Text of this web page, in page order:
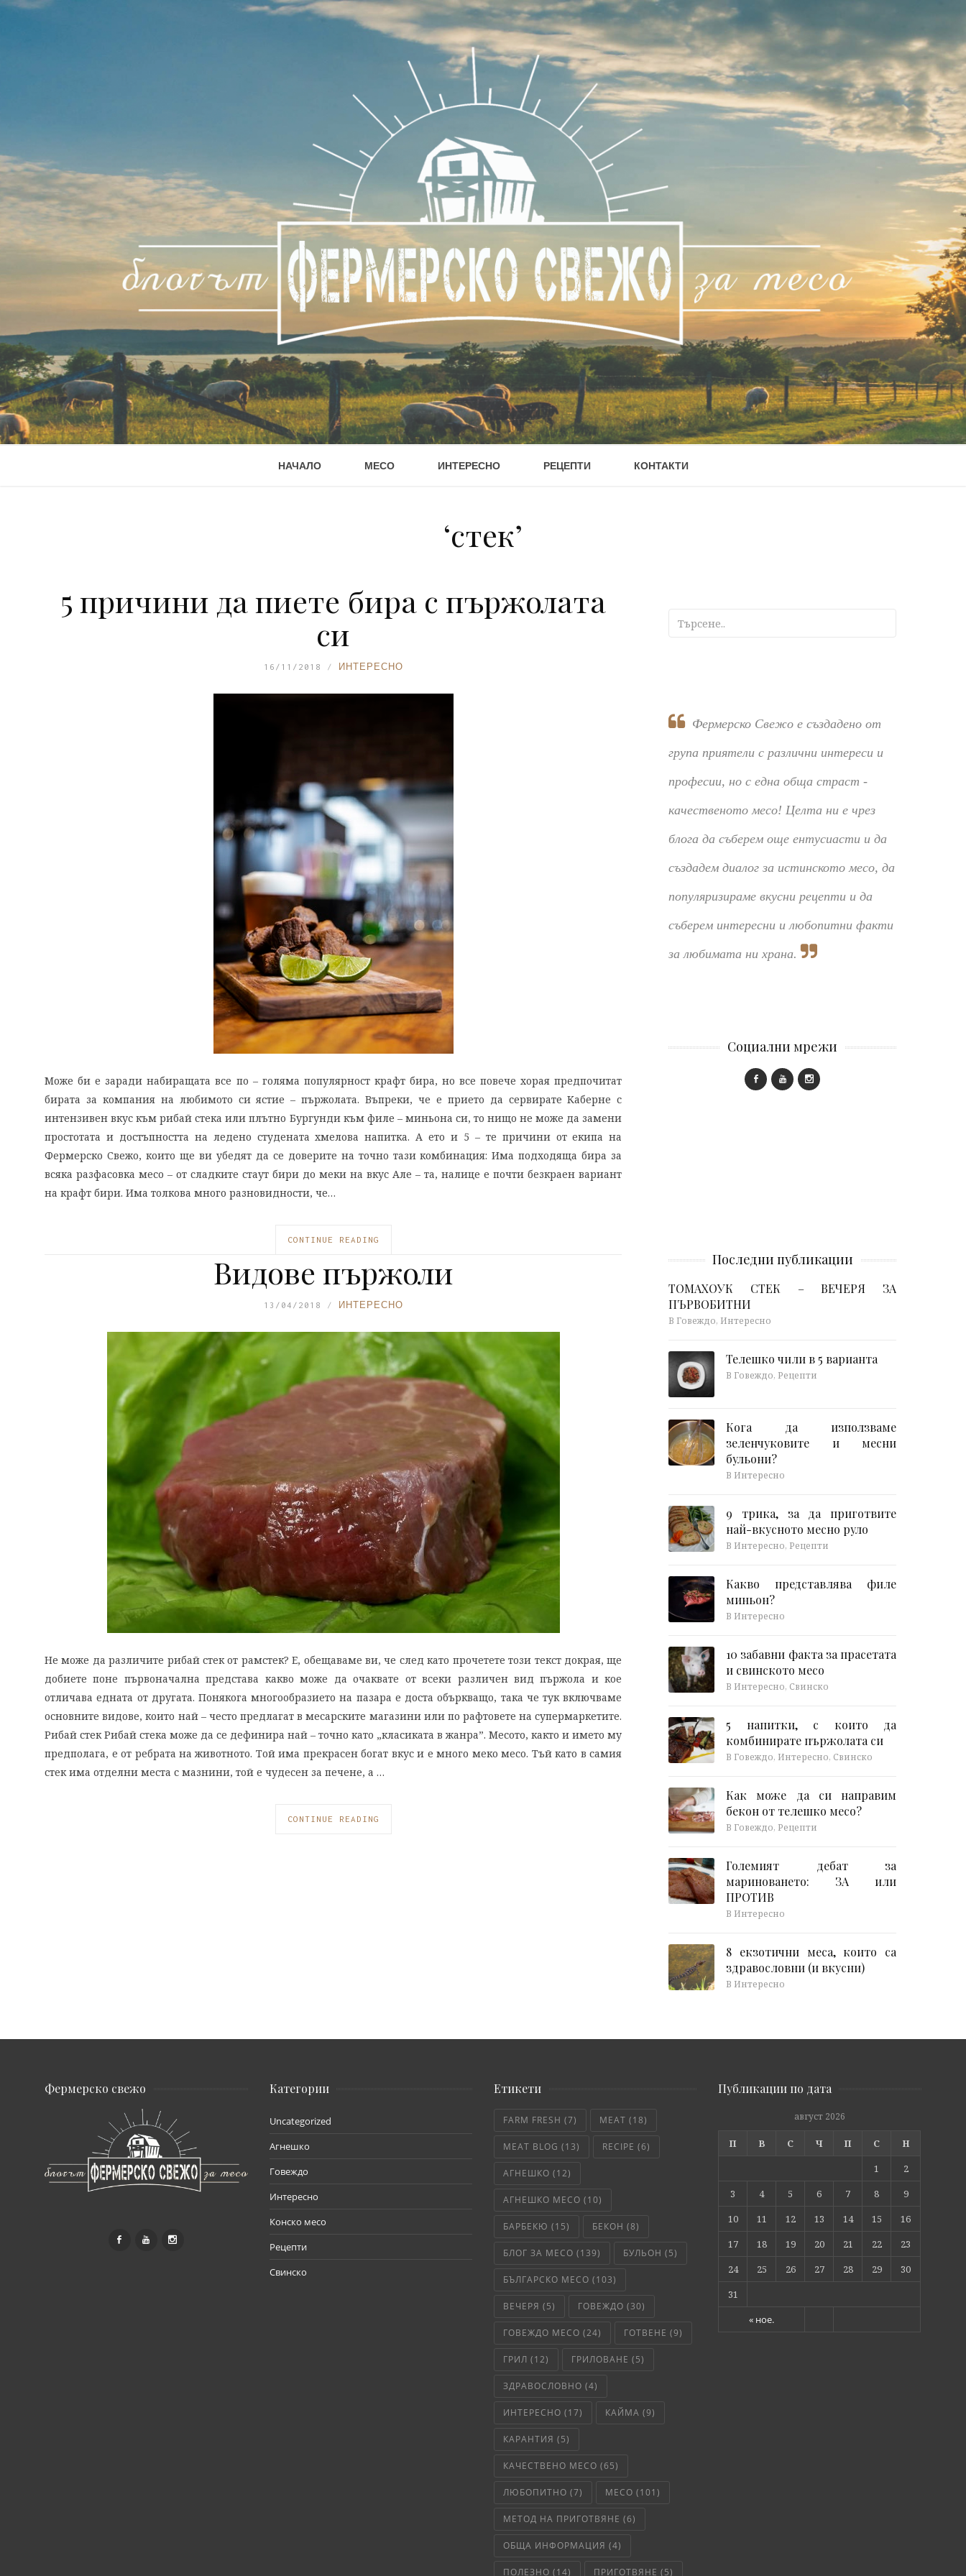
НАЧАЛО МЕСО ИНТЕРЕСНО РЕЦЕПТИ КОНТАКТИ
‘стек’
5 причини да пиете бира с пържолата
си
16/11/2018 ИНТЕРЕСНО
Може би е заради набиращата все по – голяма популярност крафт бира, но все повече хорая предпочитат
бирата за компания на любимото си ястие – пържолата. Въпреки, че е прието да сервирате Каберне с
интензивен вкус към рибай стека или плътно Бургунди към филе – миньона си, то нищо не може да замени
простотата и достъпността на ледено студената хмелова напитка. А ето и 5 – те причини от екипа на
Фермерско Свежо, които ще ви убедят да се доверите на точно тази комбинация: Има подходяща бира за
всяка разфасовка месо – от сладките стаут бири до меки на вкус Але – та, налице е почти безкраен вариант
на крафт бири. Има толкова много разновидности, че…
CONTINUE READING
Видове пържоли
13/04/2018 ИНТЕРЕСНО
Не може да различите рибай стек от рамстек? Е, обещаваме ви, че след като прочетете този текст докрая, ще
добиете поне първоначална представа какво може да очаквате от всеки различен вид пържола и кое
отличава едната от другата. Понякога многообразието на пазара е доста объркващо, така че тук включваме
основните видове, които най – често предлагат в месарските магазини или по рафтовете на супермаркетите.
Рибай стек Рибай стека може да се дефинира най – точно като „класиката в жанра”. Месото, както и името му
предполага, е от ребрата на животното. Той има прекрасен богат вкус и е много меко месо. Тъй като в самия
стек има отделни места с мазнини, той е чудесен за печене, а …
CONTINUE READING
Фермерско Свежо е създадено от
група приятели с различни интереси и
професии, но с една обща страст -
качественото месо! Целта ни е чрез
блога да съберем още ентусиасти и да
създадем диалог за истинското месо, да
популяризираме вкусни рецепти и да
съберем интересни и любопитни факти
за любимата ни храна.
Социални мрежи
Последни публикации
ТОМАХОУК СТЕК – ВЕЧЕРЯ ЗА
ПЪРВОБИТНИ
В Говеждо, Интересно
Телешко чили в 5 варианта
В Говеждо, Рецепти
Кога да използваме
зеленчуковите и месни
бульони?
В Интересно
9 трика, за да приготвите
най-вкусното месно руло
В Интересно, Рецепти
Какво представлява филе
миньон?
В Интересно
10 забавни факта за прасетата
и свинското месо
В Интересно, Свинско
5 напитки, с които да
комбинирате пържолата си
В Говеждо, Интересно, Свинско
Как може да си направим
бекон от телешко месо?
В Говеждо, Рецепти
Големият дебат за
мариноването: ЗА или
ПРОТИВ
В Интересно
8 екзотични меса, които са
здравословни (и вкусни)
В Интересно
Фермерско свежо Категории
Uncategorized
Агнешко
Говеждо
Интересно
Конско месо
Рецепти
Свинско
Етикети
FARM FRESH (7) MEAT (18)
MEAT BLOG (13) RECIPE (6)
АГНЕШКО (12)
АГНЕШКО МЕСО (10)
БАРБЕКЮ (15) БЕКОН (8)
БЛОГ ЗА МЕСО (139) БУЛЬОН (5)
БЪЛГАРСКО МЕСО (103)
ВЕЧЕРЯ (5) ГОВЕЖДО (30)
ГОВЕЖДО МЕСО (24) ГОТВЕНЕ (9)
ГРИЛ (12) ГРИЛОВАНЕ (5)
ЗДРАВОСЛОВНО (4)
ИНТЕРЕСНО (17) КАЙМА (9)
КАРАНТИЯ (5)
КАЧЕСТВЕНО МЕСО (65)
ЛЮБОПИТНО (7) МЕСО (101)
МЕТОД НА ПРИГОТВЯНЕ (6)
ОБЩА ИНФОРМАЦИЯ (4)
ПОЛЕЗНО (14) ПРИГОТВЯНЕ (5)
Публикации по дата
август 2026
П В С Ч П С Н
« ное.
1
2
3
4 5 6 7 8
9
10
11 12 13 14 15
16
17
18 19 20 21 22
23
24
25 26 27 28 29
30
31